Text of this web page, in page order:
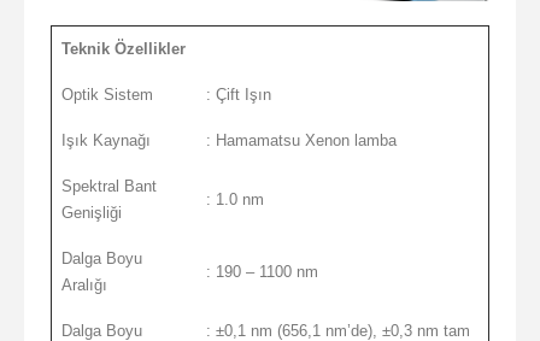
Teknik Özellikler
Optik Sistem : Çift Işın
Işık Kaynağı : Hamamatsu Xenon lamba
Spektral Bant
Genişliği
: 1.0 nm
Dalga Boyu
Aralığı
: 190 – 1100 nm
Dalga Boyu
: ±0,1 nm (656,1 nm’de), ±0,3 nm tam